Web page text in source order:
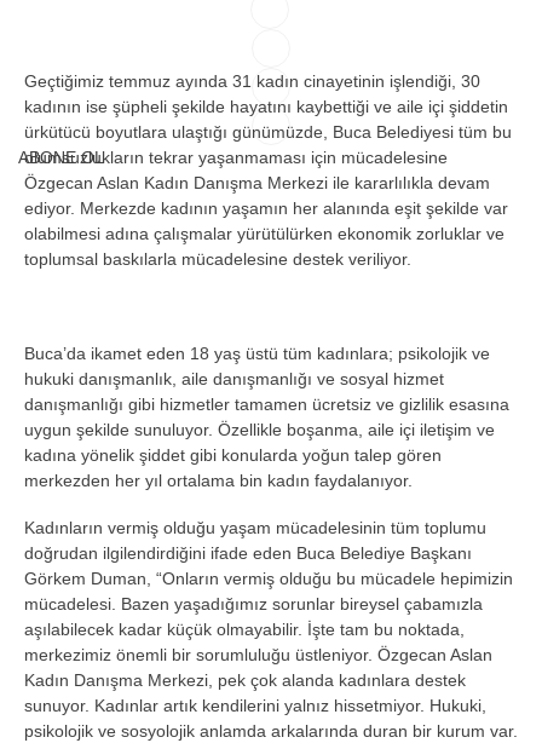
ABONE OL
Geçtiğimiz temmuz ayında 31 kadın cinayetinin işlendiği, 30
kadının ise şüpheli şekilde hayatını kaybettiği ve aile içi şiddetin
ürkütücü boyutlara ulaştığı günümüzde, Buca Belediyesi tüm bu
olumsuzlukların tekrar yaşanmaması için mücadelesine
Özgecan Aslan Kadın Danışma Merkezi ile kararlılıkla devam
ediyor. Merkezde kadının yaşamın her alanında eşit şekilde var
olabilmesi adına çalışmalar yürütülürken ekonomik zorluklar ve
toplumsal baskılarla mücadelesine destek veriliyor.
Buca’da ikamet eden 18 yaş üstü tüm kadınlara; psikolojik ve
hukuki danışmanlık, aile danışmanlığı ve sosyal hizmet
danışmanlığı gibi hizmetler tamamen ücretsiz ve gizlilik esasına
uygun şekilde sunuluyor. Özellikle boşanma, aile içi iletişim ve
kadına yönelik şiddet gibi konularda yoğun talep gören
merkezden her yıl ortalama bin kadın faydalanıyor.
Kadınların vermiş olduğu yaşam mücadelesinin tüm toplumu
doğrudan ilgilendirdiğini ifade eden Buca Belediye Başkanı
Görkem Duman, “Onların vermiş olduğu bu mücadele hepimizin
mücadelesi. Bazen yaşadığımız sorunlar bireysel çabamızla
aşılabilecek kadar küçük olmayabilir. İşte tam bu noktada,
merkezimiz önemli bir sorumluluğu üstleniyor. Özgecan Aslan
Kadın Danışma Merkezi, pek çok alanda kadınlara destek
sunuyor. Kadınlar artık kendilerini yalnız hissetmiyor. Hukuki,
psikolojik ve sosyolojik anlamda arkalarında duran bir kurum var.